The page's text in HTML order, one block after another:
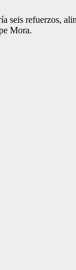
seis refuerzos,
Mora.